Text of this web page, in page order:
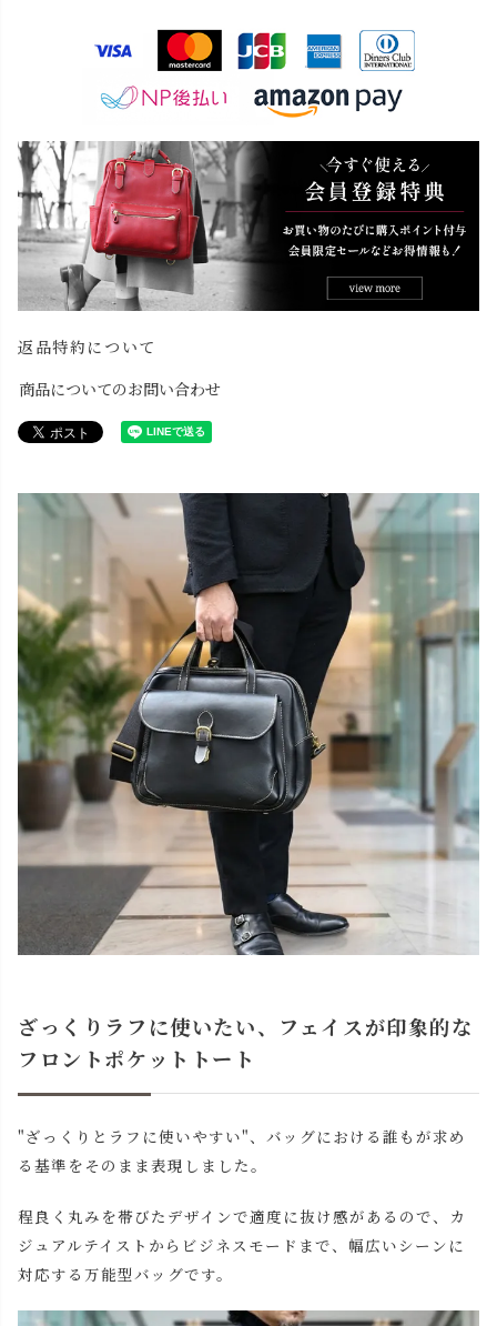
返品特約について
商品についてのお問い合わせ
ざっくりラフに使いたい、フェイスが印象的な
フロントポケットトート
"ざっくりとラフに使いやすい"、バッグにおける誰もが求め
る基準をそのまま表現しました。
程良く丸みを帯びたデザインで適度に抜け感があるので、カ
ジュアルテイストからビジネスモードまで、幅広いシーンに
対応する万能型バッグです。